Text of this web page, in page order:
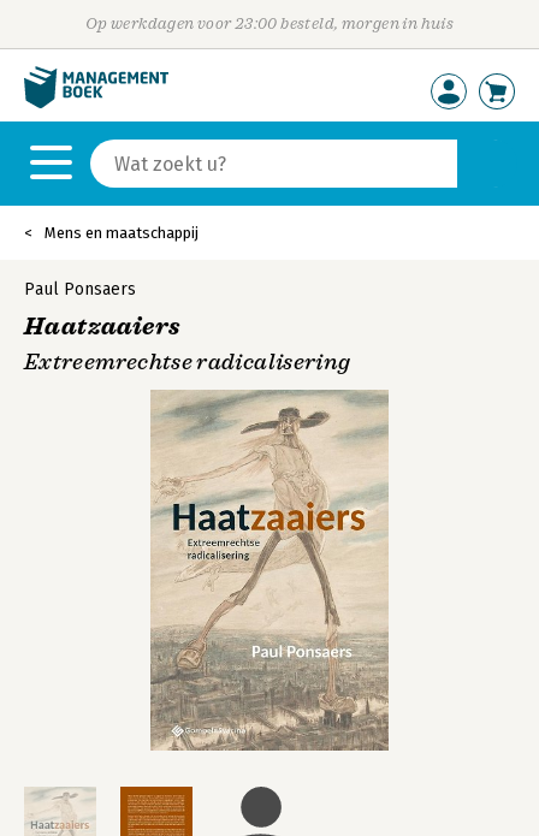
Op werkdagen voor 23:00 besteld, morgen in huis
Mens en maatschappij
Paul Ponsaers
Haatzaaiers
Extreemrechtse radicalisering